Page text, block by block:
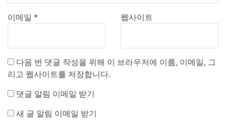
이메일 * 웹사이트
다음 번 댓글 작성을 위해 이 브라우저에 이름, 이메일, 그
리고 웹사이트를 저장합니다.
댓글 알림 이메일 받기
새 글 알림 이메일 받기